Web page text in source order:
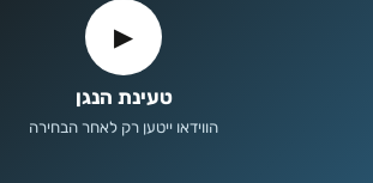
▶
טעינת הנגן
הווידאו ייטען רק לאחר הבחירה